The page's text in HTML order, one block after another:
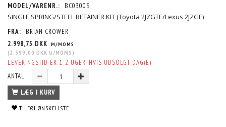
MODEL/VARENR.:
BC0300S
SINGLE SPRING/STEEL RETAINER KIT (Toyota 2JZGTE/Lexus 2JZGE)
FRA:
BRIAN CROWER
2.998,75 DKK M/MOMS
(2.399,00 DKK U/MOMS )
LEVERINGSTID ER 1-2 UGER, HVIS UDSOLGT. DAG(E)
ANTAL
LÆG I KURV
TILFØJ ØNSKELISTE